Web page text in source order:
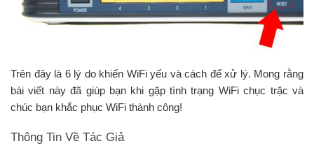
Trên đây là 6 lý do khiến WiFi yếu và cách để xử lý. Mong rằng
bài viết này đã giúp bạn khi gặp tình trạng WiFi chục trặc và
chúc bạn khắc phục WiFi thành công!
Thông Tin Về Tác Giả